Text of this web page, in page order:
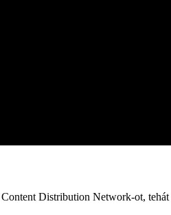
Distribution Network-ot, tehát